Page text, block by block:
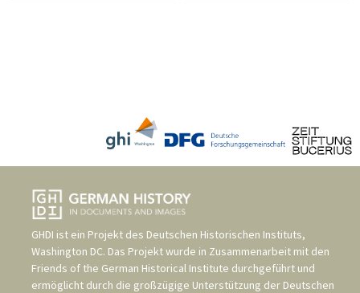
GHDI ist ein Projekt des Deutschen Historischen Instituts,
Washington DC. Das Projekt wurde in Zusammenarbeit mit den
Friends of the German Historical Institute durchgeführt und
ermöglicht durch die großzügige Unterstützung der Deutschen